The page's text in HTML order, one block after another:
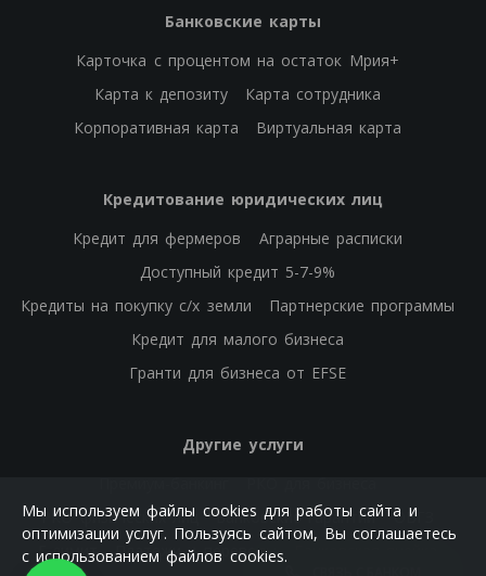
Банковские карты
Карточка с процентом на остаток Мрия+
Карта к депозиту
Карта сотрудника
Корпоративная карта
Виртуальная карта
Кредитование юридических лиц
Кредит для фермеров
Аграрные расписки
Доступный кредит 5-7-9%
Кредиты на покупку с/х земли
Партнерские программы
Кредит для малого бизнеса
Гранти для бизнеса от EFSE
Другие услуги
РКО физических лиц
Банковские гарантии
ОВГЗ
Е-лимит
Платежи и переводы
Мы используем файлы cookies для работы сайта и
оптимизации услуг. Пользуясь сайтом, Вы соглашаетесь
с использованием файлов cookies.